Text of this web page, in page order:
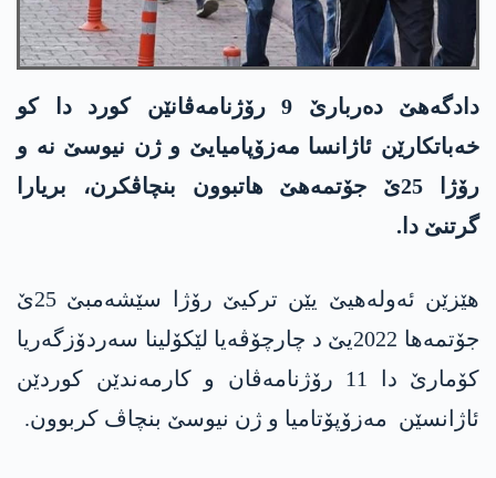
دادگەھێ دەربارێ 9 رۆژنامەڤانێن کورد دا کو
خەباتکارێن ئاژانسا مەزۆپامیایێ و ژن نیوسێ نە و
رۆژا 25ێ جۆتمەھێ ھاتبوون بنچاڤکرن، بریارا
گرتنێ دا.
ھێزێن ئەولەھیێ یێن ترکیێ رۆژا سێشەمبێ 25ێ
جۆتمەھا 2022یێ د چارچۆڤەیا لێکۆلینا سەردۆزگەریا
کۆمارێ دا 11 رۆژنامەڤان و کارمەندێن کوردێن
ئاژانسێن مەزۆپۆتامیا و ژن نیوسێ بنچاڤ کربوون.